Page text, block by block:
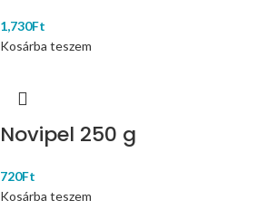
1,730Ft
Kosárba teszem
Novipel 250 g
720Ft
Kosárba teszem